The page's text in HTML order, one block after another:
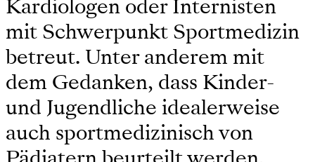
Kardiologen oder Internisten
mit Schwerpunkt Sportmedizin
betreut. Unter anderem mit
dem Gedanken, dass Kinder-
und Jugendliche idealerweise
auch sportmedizinisch von